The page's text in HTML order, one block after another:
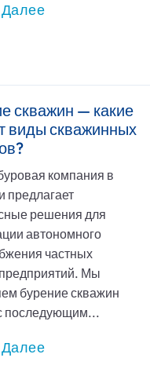
Далее
скважин — какие
виды скважинных
компания в
предлагает
решения для
автономного
частных
Мы
бурение скважин
последующим...
Далее